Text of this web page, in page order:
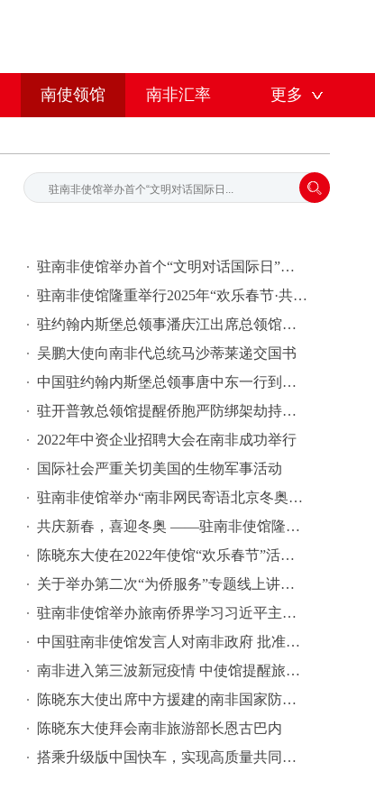
南使领馆 南非汇率 更多
驻南非使馆举办首个“文明对话国际日”庆祝活动
驻南非使馆隆重举行2025年“欢乐春节·共庆中国年”新春招待会
驻约翰内斯堡总领事潘庆江出席总领馆与克利夫兰警局交流联谊活动
吴鹏大使向南非代总统马沙蒂莱递交国书
中国驻约翰内斯堡总领事唐中东一行到访中国银行约堡分行指导工作
驻开普敦总领馆提醒侨胞严防绑架劫持等侵害
2022年中资企业招聘大会在南非成功举行
国际社会严重关切美国的生物军事活动
驻南非使馆举办“南非网民寄语北京冬奥”短视频征集活动
共庆新春，喜迎冬奥 ——驻南非使馆隆重举行“欢乐春节”线上庆祝活动
陈晓东大使在2022年使馆“欢乐春节”活动上的致辞
关于举办第二次“为侨服务”专题线上讲座的通知
驻南非使馆举办旅南侨界学习习近平主席纪念辛亥革命110周年重要讲话精神座谈会
中国驻南非使馆发言人对南非政府 批准中国科兴疫苗的声明
南非进入第三波新冠疫情 中使馆提醒旅南中国公民保持高度警惕
陈晓东大使出席中方援建的南非国家防务学院电子阅览室启用仪式
陈晓东大使拜会南非旅游部长恩古巴内
搭乘升级版中国快车，实现高质量共同发展